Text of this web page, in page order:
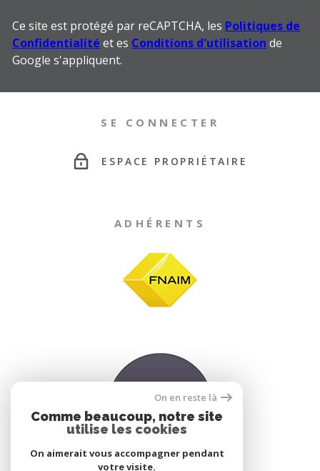
Ce site est protégé par reCAPTCHA, les Politiques de
Confidentialité et es Conditions d'utilisation de
Google s'appliquent.
SE CONNECTER
ESPACE PROPRIÉTAIRE
ADHÉRENTS
On en reste là
Comme beaucoup, notre site
utilise les cookies
On aimerait vous accompagner pendant
votre visite.